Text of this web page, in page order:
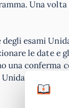
Una
esami
le date e
una conferma
Unidav a